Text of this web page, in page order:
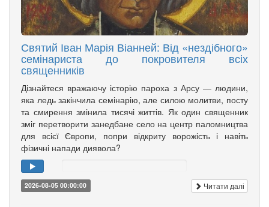
Святий Іван Марія Віанней: Від «нездібного»
семінариста до покровителя всіх
священників
Дізнайтеся вражаючу історію пароха з Арсу — людини,
яка ледь закінчила семінарію, але силою молитви, посту
та смирення змінила тисячі життів. Як один священник
зміг перетворити занедбане село на центр паломництва
для всієї Європи, попри відкриту ворожість і навіть
фізичні напади диявола?
2026-08-05 00:00:00 Читати далі